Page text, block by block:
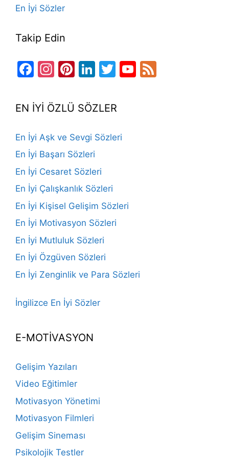
En İyi Sözler
Takip Edin
Facebook
Instagram
Pinterest
LinkedIn
TwitterYouTube
EN İYİ ÖZLÜ SÖZLER
En İyi Aşk ve Sevgi Sözleri
En İyi Başarı Sözleri
En İyi Cesaret Sözleri
En İyi Çalışkanlık Sözleri
En İyi Kişisel Gelişim Sözleri
En İyi Motivasyon Sözleri
En İyi Mutluluk Sözleri
En İyi Özgüven Sözleri
En İyi Zenginlik ve Para Sözleri
İngilizce En İyi Sözler
E-MOTİVASYON
Gelişim Yazıları
Video Eğitimler
Motivasyon Yönetimi
Motivasyon Filmleri
Gelişim Sineması
Psikolojik Testler